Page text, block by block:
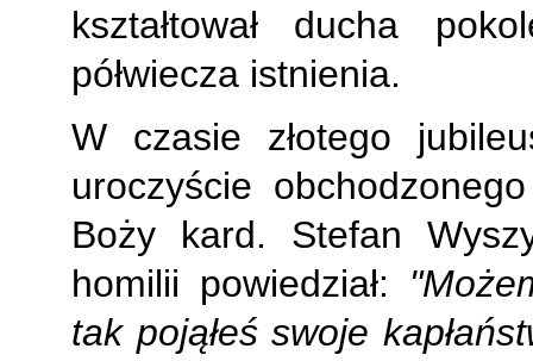
kształtował ducha
półwiecza istnienia.
W czasie złotego
uroczyście
Boży kard. Stefan
homilii powiedział:
tak pojąłeś swoje